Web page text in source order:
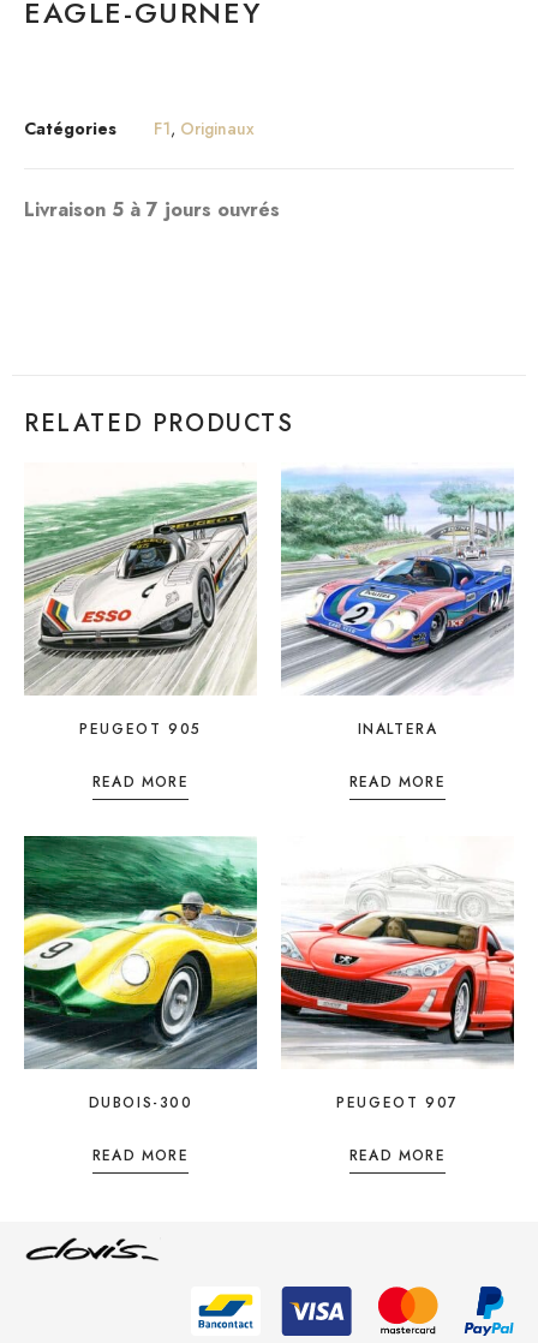
EAGLE-GURNEY
Catégories F1, Originaux
Livraison 5 à 7 jours ouvrés
RELATED PRODUCTS
PEUGEOT 905
READ MORE
INALTERA
READ MORE
DUBOIS-300
READ MORE
PEUGEOT 907
READ MORE